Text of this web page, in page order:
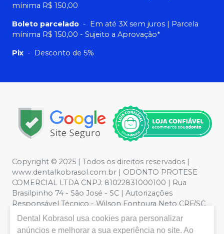
mínima R$ 150,00
Boleto parcelado - Em até 3X sem juros | Parcela
mínima R$ 150,00 - Sujeito a Aprovação*
Pix - Desconto de 5%
Copyright © 2025 | Todos os direitos reservados |
www.dentalkobrasol.com.br | ODONTO PROTESE
COMERCIAL LTDA CNPJ: 81022831000100 | Rua
Brasilpinho 74 - São José - SC | Autorizações
Responsável Técnico - Wilson Fontoura Neto CRF/SC
12450 | Política de Privacidade e Segurança - Fotos
meramente ilustrativas - Os preços e condições da loja
Dental Kobrasol usa cookies para personalizar
anúncios e melhorar a sua experiência no site. Ao